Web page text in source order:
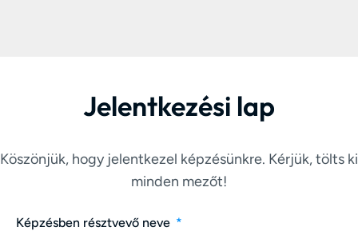
Jelentkezési lap
Köszönjük, hogy jelentkezel képzésünkre. Kérjük, tölts ki
minden mezőt!
Képzésben résztvevő neve